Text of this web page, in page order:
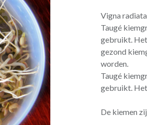
Vigna radiata
Taugé
gebruikt. Het
gezond
worden.
Taugé
gebruikt.
De kiemen